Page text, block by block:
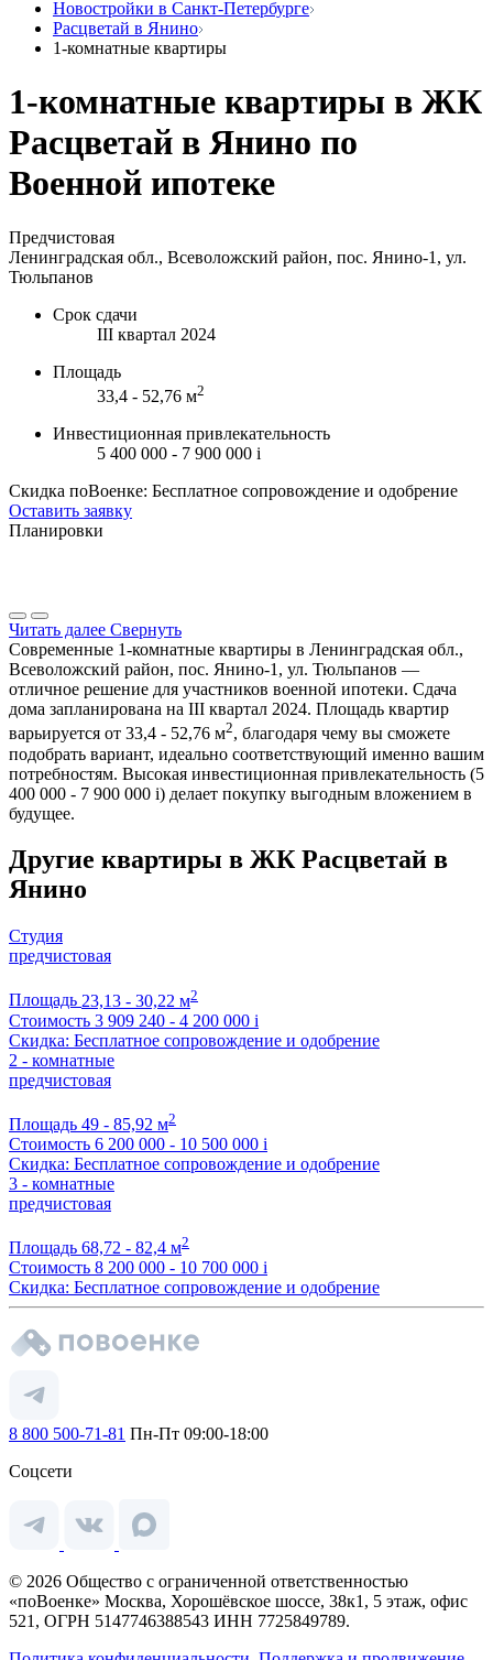
Новостройки в Санкт-Петербурге
Расцветай в Янино
1-комнатные квартиры
1-комнатные квартиры в ЖК
Расцветай в Янино по
Военной ипотеке
Предчистовая
Ленинградская обл., Всеволожский район, пос. Янино-1, ул.
Тюльпанов
Срок сдачи
III квартал 2024
Площадь
33,4 - 52,76 м2
Инвестиционная привлекательность
5 400 000 - 7 900 000 i
Скидка поВоенке: Бесплатное сопровождение и одобрение
Оставить заявку
Планировки
Читать далее Свернуть
Современные 1-комнатные квартиры в Ленинградская обл.,
Всеволожский район, пос. Янино-1, ул. Тюльпанов —
отличное решение для участников военной ипотеки. Сдача
дома запланирована на III квартал 2024. Площадь квартир
варьируется от 33,4 - 52,76 м2, благодаря чему вы сможете
подобрать вариант, идеально соответствующий именно вашим
потребностям. Высокая инвестиционная привлекательность (5
400 000 - 7 900 000 i) делает покупку выгодным вложением в
будущее.
Другие квартиры в ЖК Расцветай в
Янино
Студия
предчистовая
Площадь 23,13 - 30,22 м2
Стоимость 3 909 240 - 4 200 000 i
Скидка: Бесплатное сопровождение и одобрение
2 - комнатные
предчистовая
Площадь 49 - 85,92 м2
Стоимость 6 200 000 - 10 500 000 i
Скидка: Бесплатное сопровождение и одобрение
3 - комнатные
предчистовая
Площадь 68,72 - 82,4 м2
Стоимость 8 200 000 - 10 700 000 i
Скидка: Бесплатное сопровождение и одобрение
8 800 500-71-81 Пн-Пт 09:00-18:00
Соцсети
© 2026 Общество с ограниченной ответственностью
«поВоенке» Москва, Хорошёвское шоссе, 38к1, 5 этаж, офис
521, ОГРН 5147746388543 ИНН 7725849789.